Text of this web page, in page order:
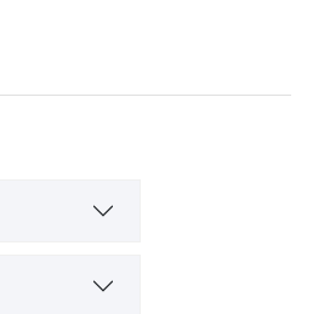
业营销与技